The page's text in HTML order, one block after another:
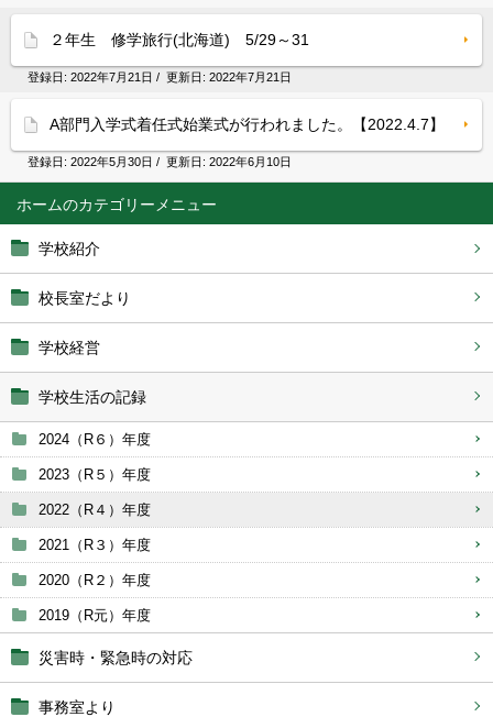
ホーム
学校紹介
校長室だより
学校経営
学校生活の記録
2024（R６）年度
2023（R５）年度
2022（R４）年度
2021（R３）年度
2020（R２）年度
2019（R元）年度
災害時・緊急時の対応
事務室より
２年生 修学旅行(北海道) 5/29～31
登録日: 2022年7月21日 / 更新日: 2022年7月21日
A部門入学式着任式始業式が行われました。【2022.4.7】
登録日: 2022年5月30日 / 更新日: 2022年6月10日